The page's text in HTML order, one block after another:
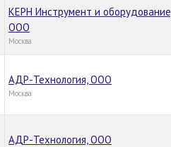
КЕРН Инструмент и оборудование,
ООО
Москва
АДР-Технология, ООО
Москва
АДР-Технология, ООО